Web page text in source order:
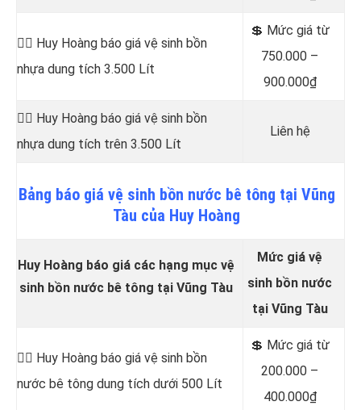
👷‍♂️ Huy Hoàng báo giá vệ sinh bồn
nhựa dung tích 3.500 Lít
💲 Mức giá từ
750.000 –
900.000₫
👷‍♂️ Huy Hoàng báo giá vệ sinh bồn
nhựa dung tích trên 3.500 Lít
Liên hệ
Bảng báo giá vệ sinh bồn nước bê tông tại Vũng
Tàu của Huy Hoàng
Huy Hoàng báo giá các hạng mục vệ
sinh bồn nước bê tông tại Vũng Tàu
Mức giá vệ
sinh bồn nước
tại Vũng Tàu
👷‍♂️ Huy Hoàng báo giá vệ sinh bồn
nước bê tông dung tích dưới 500 Lít
💲 Mức giá từ
200.000 –
400.000₫